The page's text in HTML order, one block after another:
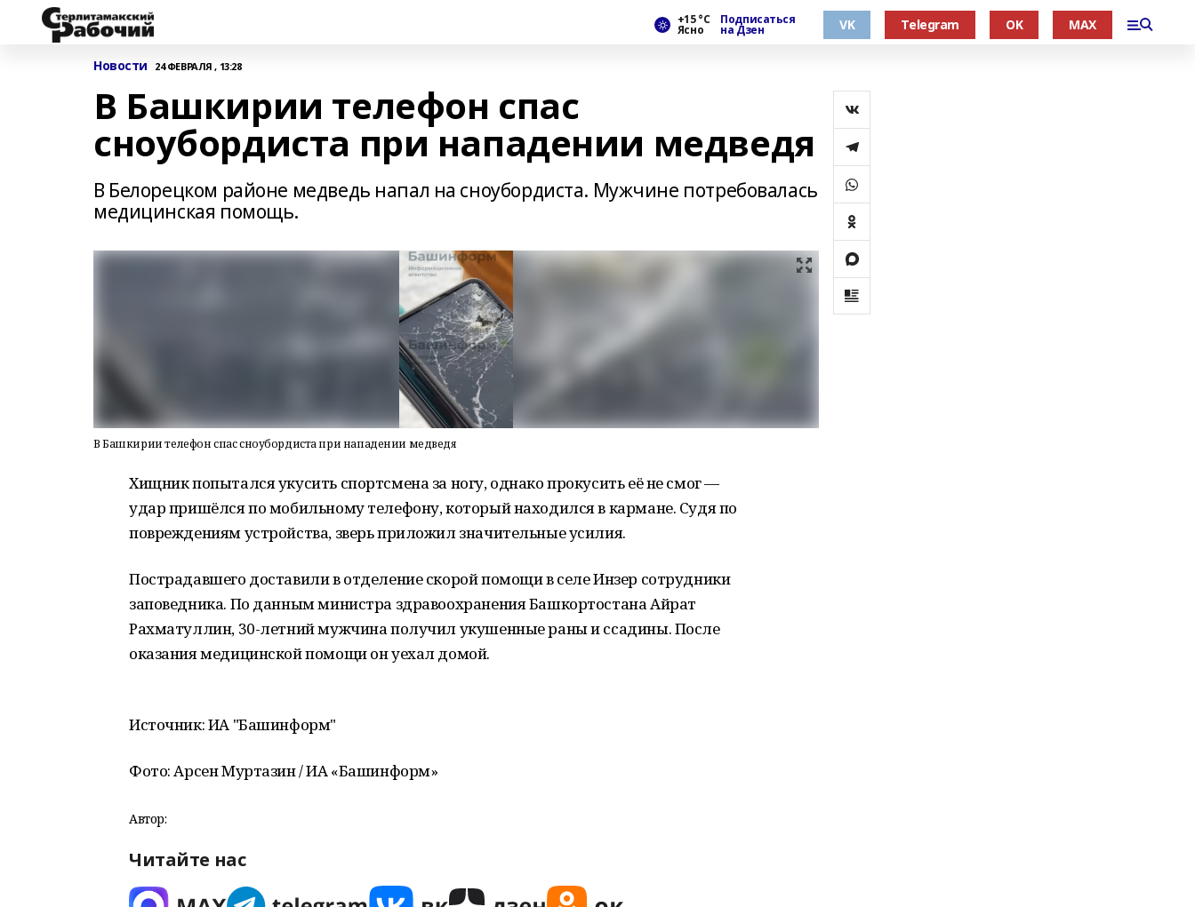
+15 °С
Ясно
Подписаться
на Дзен VK Telegram OK MAX
Новости 24 ФЕВРАЛЯ , 13:28
В Башкирии телефон спас
сноубордиста при нападении медведя
В Белорецком районе медведь напал на сноубордиста. Мужчине потребовалась
медицинская помощь.
В Башкирии телефон спас сноубордиста при нападении медведя
Хищник попытался укусить спортсмена за ногу, однако прокусить её не смог —
удар пришёлся по мобильному телефону, который находился в кармане. Судя по
повреждениям устройства, зверь приложил значительные усилия.
Пострадавшего доставили в отделение скорой помощи в селе Инзер сотрудники
заповедника. По данным министра здравоохранения БашкортостанаАйрат
Рахматуллин, 30-летний мужчина получил укушенные раны и ссадины. После
оказания медицинской помощи он уехал домой.
Источник: ИА "Башинформ"
Фото: Арсен Муртазин / ИА «Башинформ»
Автор:
Читайте нас